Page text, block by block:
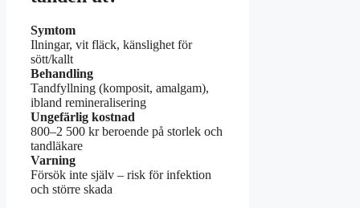
Symtom
Ilningar, vit fläck, känslighet för
sött/kallt
Behandling
Tandfyllning (komposit, amalgam),
ibland remineralisering
Ungefärlig kostnad
800–2 500 kr beroende på storlek och
tandläkare
Varning
Försök inte själv – risk för infektion
och större skada